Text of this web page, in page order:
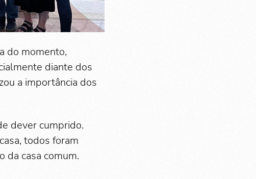
do momento,
diante dos
a importância dos
dever cumprido.
todos foram
da casa comum.